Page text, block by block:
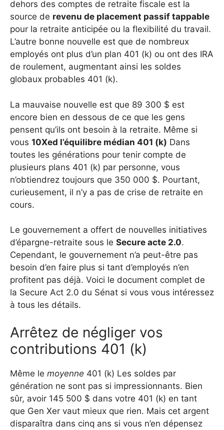
dehors des comptes de retraite fiscale est la
source de revenu de placement passif tappable
pour la retraite anticipée ou la flexibilité du travail.
L’autre bonne nouvelle est que de nombreux
employés ont plus d’un plan 401 (k) ou ont des IRA
de roulement, augmentant ainsi les soldes
globaux probables 401 (k).
La mauvaise nouvelle est que 89 300 $ est
encore bien en dessous de ce que les gens
pensent qu’ils ont besoin à la retraite. Même si
vous 10Xed l’équilibre médian 401 (k) Dans
toutes les générations pour tenir compte de
plusieurs plans 401 (k) par personne, vous
n’obtiendrez toujours que 350 000 $. Pourtant,
curieusement, il n’y a pas de crise de retraite en
cours.
Le gouvernement a offert de nouvelles initiatives
d’épargne-retraite sous le Secure acte 2.0.
Cependant, le gouvernement n’a peut-être pas
besoin d’en faire plus si tant d’employés n’en
profitent pas déjà. Voici le document complet de
la Secure Act 2.0 du Sénat si vous vous intéressez
à tous les détails.
Arrêtez de négliger vos
contributions 401 (k)
Même le moyenne 401 (k) Les soldes par
génération ne sont pas si impressionnants. Bien
sûr, avoir 145 500 $ dans votre 401 (k) en tant
que Gen Xer vaut mieux que rien. Mais cet argent
disparaîtra dans cinq ans si vous n’en dépensez